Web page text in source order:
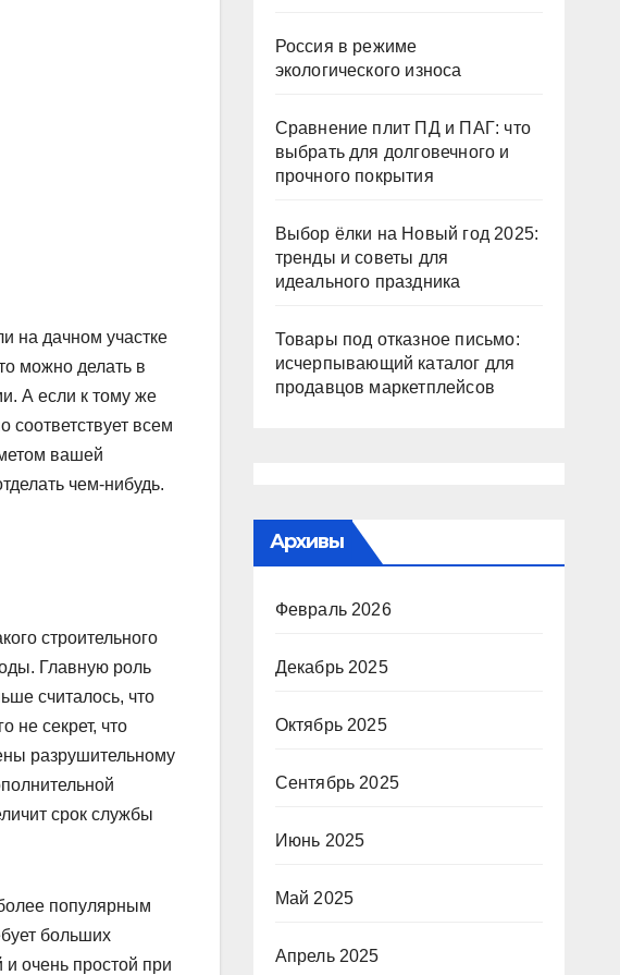
на дачном участке
можно делать в
А если к тому же
всем
вашей
чем-нибудь.
строительного
Главную роль
считалось, что
не секрет, что
разрушительному
срок службы
популярным
больших
и очень простой при
Россия в режиме
экологического износа
Сравнение плит ПД и ПАГ: что
выбрать для долговечного и
прочного покрытия
Выбор ёлки на Новый год 2025:
тренды и советы для
идеального праздника
Товары под отказное письмо:
исчерпывающий каталог для
продавцов маркетплейсов
Архивы
Февраль 2026
Декабрь 2025
Октябрь 2025
Сентябрь 2025
Июнь 2025
Май 2025
Апрель 2025